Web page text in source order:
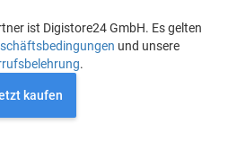
ist Digistore24 GmbH. Es gelten
und unsere
.
kaufen